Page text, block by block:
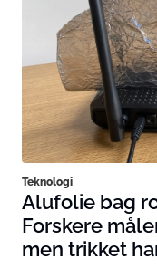
Teknologi
Alufolie bag
Forskere
men trikket